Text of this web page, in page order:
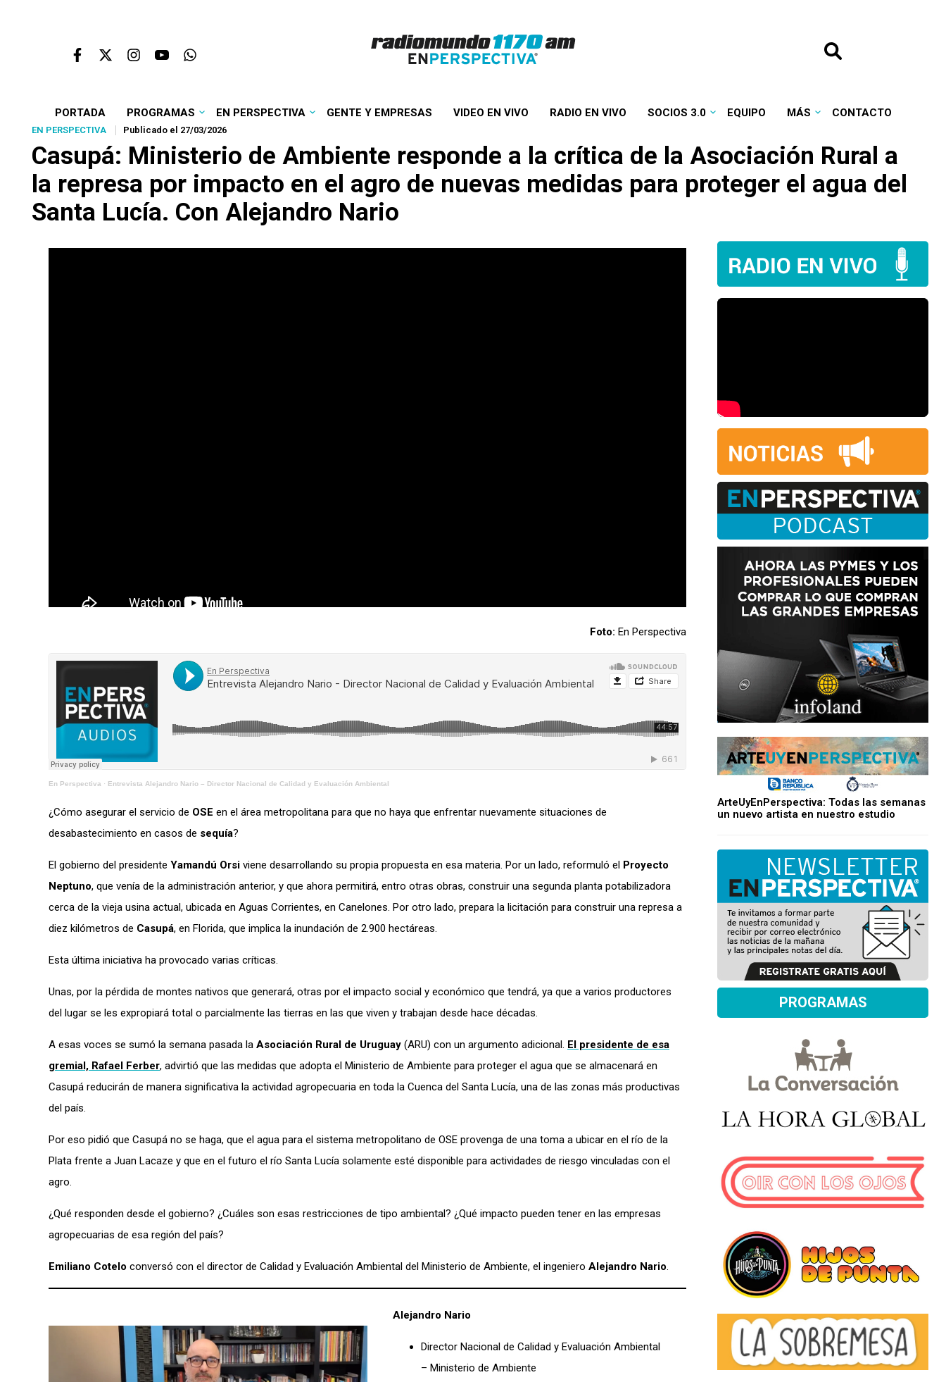
PORTADA PROGRAMAS EN PERSPECTIVA GENTE Y EMPRESAS VIDEO EN VIVO RADIO EN VIVO SOCIOS 3.0 EQUIPO MÁS CONTACTO
EN PERSPECTIVA Publicado el 27/03/2026
Casupá: Ministerio de Ambiente responde a la crítica de la Asociación Rural a
la represa por impacto en el agro de nuevas medidas para proteger el agua del
Santa Lucía. Con Alejandro Nario
Foto: En Perspectiva
En Perspectiva · Entrevista Alejandro Nario – Director Nacional de Calidad y Evaluación Ambiental
¿Cómo asegurar el servicio de OSE en el área metropolitana para que no haya que enfrentar nuevamente situaciones de
desabastecimiento en casos de sequía?
El gobierno del presidente Yamandú Orsi viene desarrollando su propia propuesta en esa materia. Por un lado, reformuló el Proyecto
Neptuno, que venía de la administración anterior, y que ahora permitirá, entro otras obras, construir una segunda planta potabilizadora
cerca de la vieja usina actual, ubicada en Aguas Corrientes, en Canelones. Por otro lado, prepara la licitación para construir una represa a
diez kilómetros de Casupá, en Florida, que implica la inundación de 2.900 hectáreas.
Esta última iniciativa ha provocado varias críticas.
Unas, por la pérdida de montes nativos que generará, otras por el impacto social y económico que tendrá, ya que a varios productores
del lugar se les expropiará total o parcialmente las tierras en las que viven y trabajan desde hace décadas.
A esas voces se sumó la semana pasada la Asociación Rural de Uruguay (ARU) con un argumento adicional. El presidente de esa
gremial, Rafael Ferber, advirtió que las medidas que adopta el Ministerio de Ambiente para proteger el agua que se almacenará en
Casupá reducirán de manera significativa la actividad agropecuaria en toda la Cuenca del Santa Lucía, una de las zonas más productivas
del país.
Por eso pidió que Casupá no se haga, que el agua para el sistema metropolitano de OSE provenga de una toma a ubicar en el río de la
Plata frente a Juan Lacaze y que en el futuro el río Santa Lucía solamente esté disponible para actividades de riesgo vinculadas con el
agro.
¿Qué responden desde el gobierno? ¿Cuáles son esas restricciones de tipo ambiental? ¿Qué impacto pueden tener en las empresas
agropecuarias de esa región del país?
Emiliano Cotelo conversó con el director de Calidad y Evaluación Ambiental del Ministerio de Ambiente, el ingeniero Alejandro Nario.
Alejandro Nario
Director Nacional de Calidad y Evaluación Ambiental
– Ministerio de Ambiente
ArteUyEnPerspectiva: Todas las semanas
un nuevo artista en nuestro estudio
PROGRAMAS